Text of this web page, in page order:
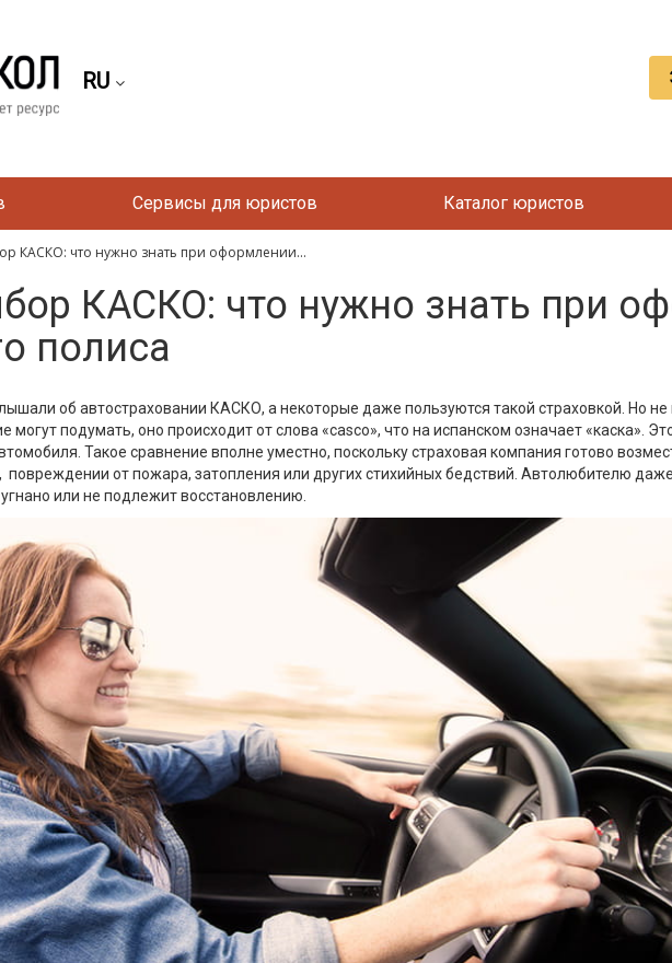
RU
Сервисы для юристов Каталог юристов
КАСКО: что нужно знать при оформлении...
КАСКО: что нужно знать при
полиса
об автостраховании КАСКО, а некоторые даже пользуются такой страховкой. Но
могут подумать, оно происходит от слова «casco», что на испанском означает «каска».
Такое сравнение вполне уместно, поскольку страховая компания готово
от пожара, затопления или других стихийных бедствий. Автолюбителю
или не подлежит восстановлению.